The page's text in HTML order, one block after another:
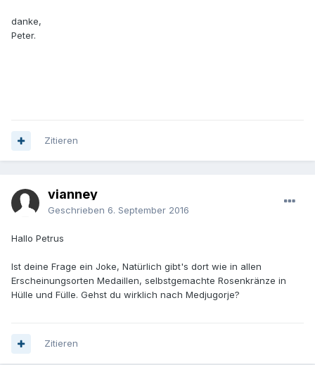
danke,
Peter.
Zitieren
vianney
Geschrieben 6. September 2016
Hallo Petrus
Ist deine Frage ein Joke, Natürlich gibt's dort wie in allen
Erscheinungsorten Medaillen, selbstgemachte Rosenkränze in
Hülle und Fülle. Gehst du wirklich nach Medjugorje?
Zitieren